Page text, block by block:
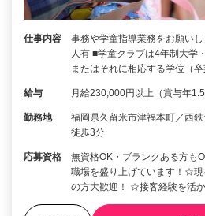
仕事内容
事務や学童指導業務をお願い
人有 ■学童クラブは4年制大学
またはそれに相応する学位（
給与 月給230,000円以上（賞与年1.5
勤務地
福岡県久留米市津福本町／西
徒歩3分
応募資格
無資格OK・ブランクある方
職場を盛り上げています！☆現
の方大歓迎！ ☆接客経験を活